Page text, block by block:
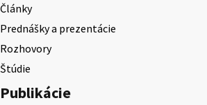
Články
Prednášky a prezentácie
Rozhovory
Štúdie
Publikácie